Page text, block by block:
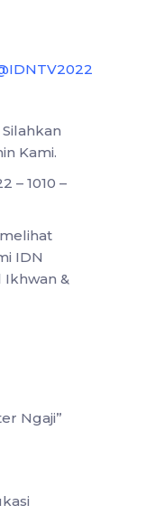
Kami.
– 1010 –
IDN
Ikhwan &
Ngaji”